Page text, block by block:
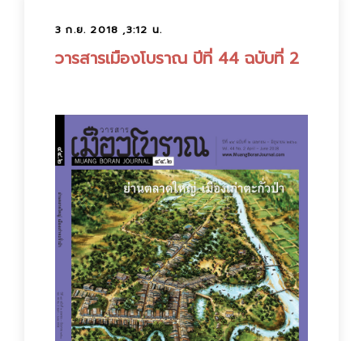
3 ก.ย. 2018 ,3:12 น.
วารสารเมืองโบราณ ปีที่ 44 ฉบับที่ 2